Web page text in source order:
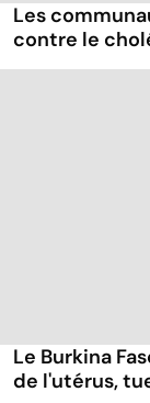
Les
contre le
Le Burkina
de l'utérus,